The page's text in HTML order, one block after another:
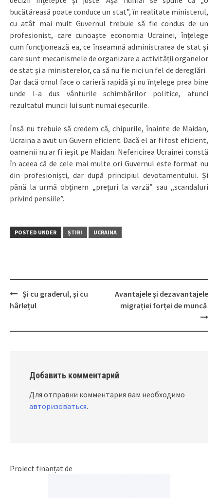
bucătăreasă poate conduce un stat”, în realitate ministerul,
cu atât mai mult Guvernul trebuie să fie condus de un
profesionist, care cunoaște economia Ucrainei, înțelege
cum funcționează ea, ce înseamnă administrarea de stat și
care sunt mecanismele de organizare a activității organelor
de stat și a ministerelor, ca să nu fie nici un fel de dereglări.
Dar dacă omul face o carieră rapidă și nu înțelege prea bine
unde l-a dus vânturile schimbărilor politice, atunci
rezultatul muncii lui sunt numai eșecurile.
Însă nu trebuie să credem că, chipurile, înainte de Maidan,
Ucraina a avut un Guvern eficient. Dacă el ar fi fost eficient,
oamenii nu ar fi ieșit pe Maidan. Nefericirea Ucrainei constă
în aceea că de cele mai multe ori Guvernul este format nu
din profesioniști, dar după principiul devotamentului. Și
până la urmă obținem „prețuri la varză” sau „scandaluri
privind pensiile”.
POSTED UNDER ȘTIRI UCRAINA
Post
Și cu graderul, și cu
hârlețul
Avantajele și dezavantajele
migrației forței de muncă
Добавить комментарий
Для отправки комментария вам необходимо
авторизоваться.
Proiect finanțat de